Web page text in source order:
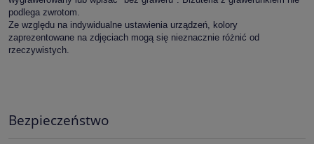
podlega zwrotom.
Ze względu na indywidualne ustawienia urządzeń, kolory
zaprezentowane na zdjęciach mogą się nieznacznie różnić od
rzeczywistych.
Bezpieczeństwo